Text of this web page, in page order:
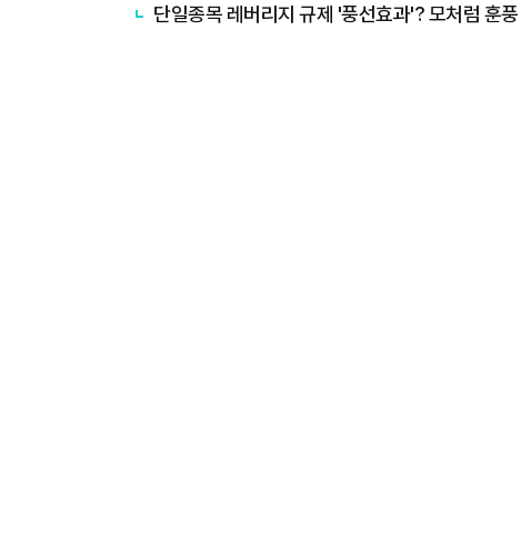
단일종목 레버리지 규제 '풍선효과'? 모처럼 훈